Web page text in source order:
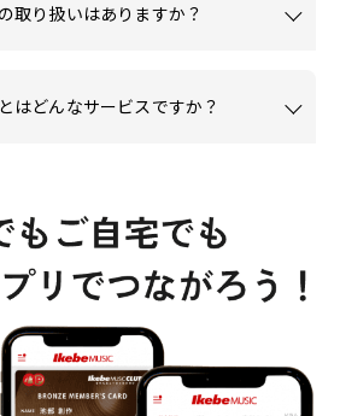
取り扱いはありますか？
はどんなサービスですか？